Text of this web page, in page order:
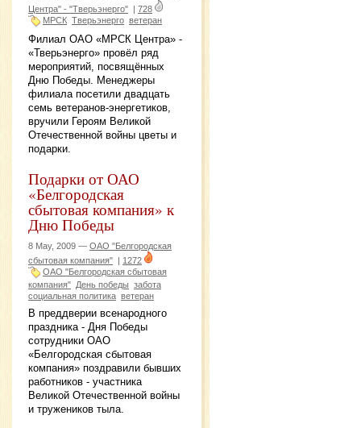
Центра" - "Тверьэнерго" | 728
МРСК Тверьэнерго ветеран
Филиал ОАО «МРСК Центра» -
«Тверьэнерго» провёл ряд
мероприятий, посвящённых
Дню Победы. Менеджеры
филиала посетили двадцать
семь ветеранов-энергетиков,
вручили Героям Великой
Отечественной войны цветы и
подарки.
Подарки от ОАО
«Белгородская
сбытовая компания» к
Дню Победы
8 May, 2009 — ОАО "Белгородская
сбытовая компания" | 1272
ОАО "Белгородская сбытовая
компания" День победы забота
социальная политика ветеран
В преддверии всенародного
праздника - Дня Победы
сотрудники ОАО
«Белгородская сбытовая
компания» поздравили бывших
работников - участника
Великой Отечественной войны
и тружеников тыла.